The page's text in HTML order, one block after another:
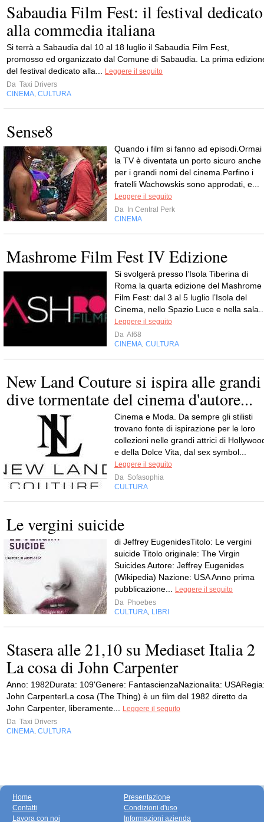
Sabaudia Film Fest: il festival dedicato
alla commedia italiana
Si terrà a Sabaudia dal 10 al 18 luglio il Sabaudia Film Fest,
promosso ed organizzato dal Comune di Sabaudia. La prima
del festival dedicato alla... Leggere il seguito
Da Taxi Drivers
CINEMA, CULTURA
Sense8
Quando i film si fanno ad episodi.Ormai
la TV è diventata un porto sicuro anche
per i grandi nomi del cinema.Perfino i
fratelli Wachowskis sono approdati, e...
Leggere il seguito
Da
In Central Perk
CINEMA
Mashrome Film Fest IV Edizione
Si svolgerà presso l’Isola Tiberina di
Roma la quarta edizione del Mashrome
Film Fest: dal 3 al 5 luglio l’Isola del
Cinema, nello Spazio Luce e nella
Leggere il seguito
Da Af68
CINEMA, CULTURA
New Land Couture si ispira alle grandi
dive tormentate del cinema d'autore...
Cinema e Moda. Da sempre gli stilisti
trovano fonte di ispirazione per le loro
collezioni nelle grandi attrici di
e della Dolce Vita, dal sex symbol...
Leggere il seguito
Da Sofasophia
CULTURA
Le vergini suicide
di Jeffrey EugenidesTitolo: Le vergini
suicide Titolo originale: The Virgin
Suicides Autore: Jeffrey Eugenides
(Wikipedia) Nazione: USA Anno prima
pubblicazione... Leggere il seguito
Da Phoebes
CULTURA, LIBRI
Stasera alle 21,10 su Mediaset Italia 2
La cosa di John Carpenter
Anno: 1982Durata: 109'Genere: FantascienzaNazionalita:
John CarpenterLa cosa (The Thing) è un film del 1982 diretto da
John Carpenter, liberamente... Leggere il seguito
Da Taxi Drivers
CINEMA, CULTURA
Home
Contatti
Lavora con noi
Presentazione
Condizioni d'uso
Informazioni azienda